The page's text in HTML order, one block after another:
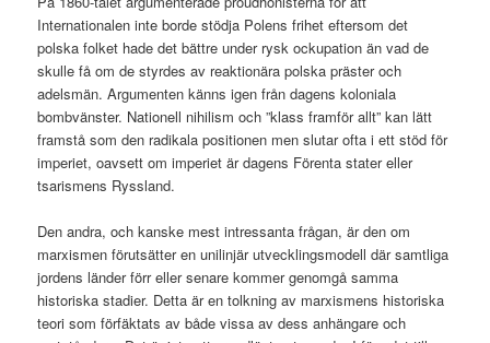
Internationalen inte borde stödja Polens frihet eftersom det
polska folket hade det bättre under rysk ockupation än vad de
skulle få om de styrdes av reaktionära polska präster och
adelsmän. Argumenten känns igen från dagens koloniala
bombvänster. Nationell nihilism och ”klass framför allt” kan lätt
framstå som den radikala positionen men slutar ofta i ett stöd för
imperiet, oavsett om imperiet är dagens Förenta stater eller
tsarismens Ryssland.
Den andra, och kanske mest intressanta frågan, är den om
marxismen förutsätter en unilinjär utvecklingsmodell där samtliga
jordens länder förr eller senare kommer genomgå samma
historiska stadier. Detta är en tolkning av marxismens historiska
teori som förfäktats av både vissa av dess anhängare och